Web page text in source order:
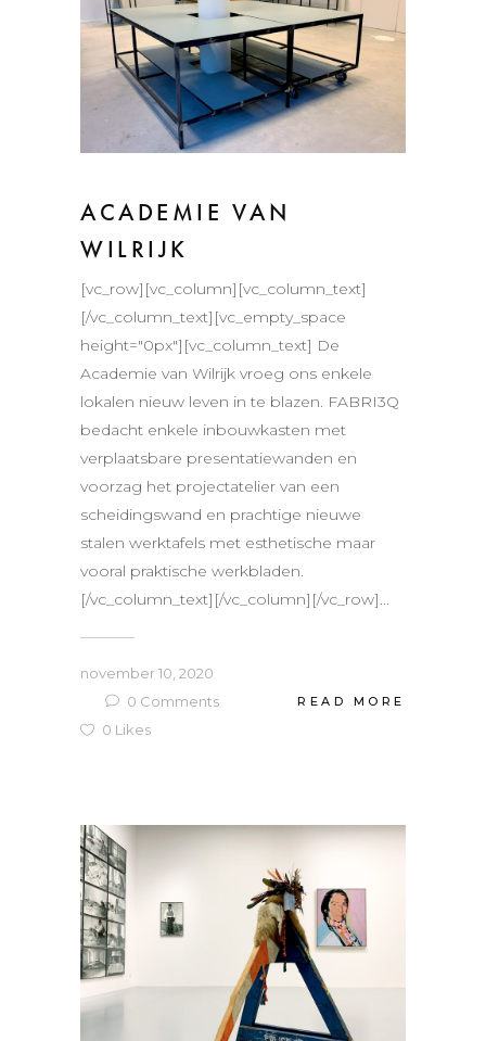
ACADEMIE VAN
WILRIJK
[vc_row][vc_column][vc_column_text]
[/vc_column_text][vc_empty_space
height="0px"][vc_column_text] De
Academie van Wilrijk vroeg ons enkele
lokalen nieuw leven in te blazen. FABRI3Q
bedacht enkele inbouwkasten met
verplaatsbare presentatiewanden en
voorzag het projectatelier van een
scheidingswand en prachtige nieuwe
stalen werktafels met esthetische maar
vooral praktische werkbladen.
[/vc_column_text][/vc_column][/vc_row]...
november 10, 2020
0 Comments
0 Likes
READ MORE